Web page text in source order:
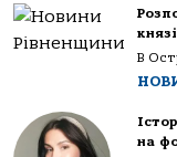
В
на